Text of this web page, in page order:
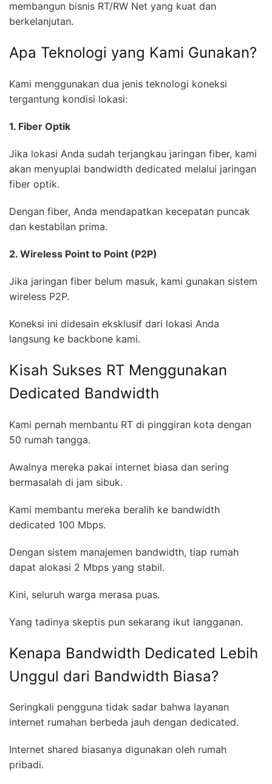
membangun bisnis RT/RW Net yang kuat dan
berkelanjutan.
Apa Teknologi yang Kami Gunakan?
Kami menggunakan dua jenis teknologi koneksi
tergantung kondisi lokasi:
1. Fiber Optik
Jika lokasi Anda sudah terjangkau jaringan fiber, kami
akan menyuplai bandwidth dedicated melalui jaringan
fiber optik.
Dengan fiber, Anda mendapatkan kecepatan puncak
dan kestabilan prima.
2. Wireless Point to Point (P2P)
Jika jaringan fiber belum masuk, kami gunakan sistem
wireless P2P.
Koneksi ini didesain eksklusif dari lokasi Anda
langsung ke backbone kami.
Kisah Sukses RT Menggunakan
Dedicated Bandwidth
Kami pernah membantu RT di pinggiran kota dengan
50 rumah tangga.
Awalnya mereka pakai internet biasa dan sering
bermasalah di jam sibuk.
Kami membantu mereka beralih ke bandwidth
dedicated 100 Mbps.
Dengan sistem manajemen bandwidth, tiap rumah
dapat alokasi 2 Mbps yang stabil.
Kini, seluruh warga merasa puas.
Yang tadinya skeptis pun sekarang ikut langganan.
Kenapa Bandwidth Dedicated Lebih
Unggul dari Bandwidth Biasa?
Seringkali pengguna tidak sadar bahwa layanan
internet rumahan berbeda jauh dengan dedicated.
Internet shared biasanya digunakan oleh rumah
pribadi.